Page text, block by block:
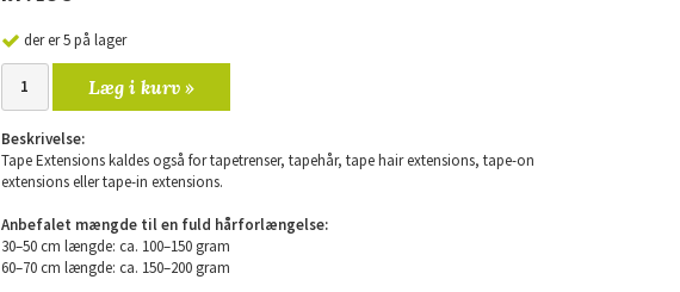
der er 5 på lager
Læg i kurv »
Beskrivelse:
Tape Extensions kaldes også for tapetrenser, tapehår, tape hair extensions, tape-on
extensions eller tape-in extensions.
Anbefalet mængde til en fuld hårforlængelse:
30–50 cm længde: ca. 100–150 gram
60–70 cm længde: ca. 150–200 gram